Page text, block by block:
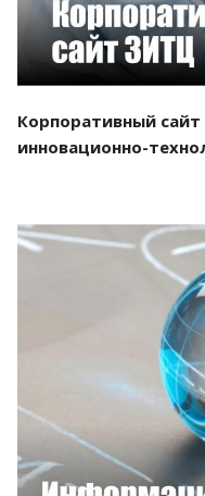
Корпоративный сайт
инновационно-